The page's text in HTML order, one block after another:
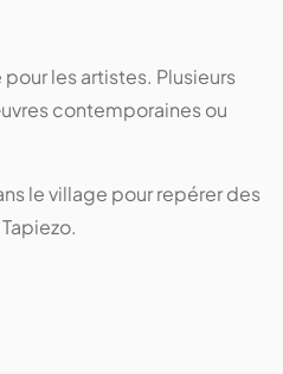
les artistes. Plusieurs
contemporaines ou
le village pour repérer des